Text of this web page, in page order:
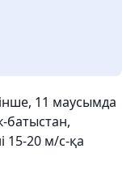
11 маусымда
батыстан,
15-20 м/с-қа